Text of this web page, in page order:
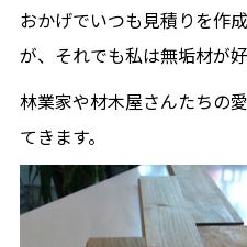
おかげでいつも見積りを作
が、それでも私は無垢材が好
林業家や材木屋さんたちの
てきます。